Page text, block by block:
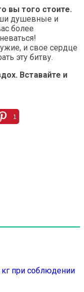
вы того стоите.
душевные и
более
и свое сердце
эту битву.
Вставайте и
1
при соблюдении